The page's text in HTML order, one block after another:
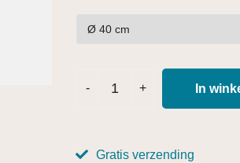
In
Gratis verzending